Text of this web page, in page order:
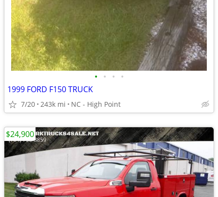
• • • •
1999 FORD F150 TRUCK
7/20 243k mi NC - High Point
$24,900